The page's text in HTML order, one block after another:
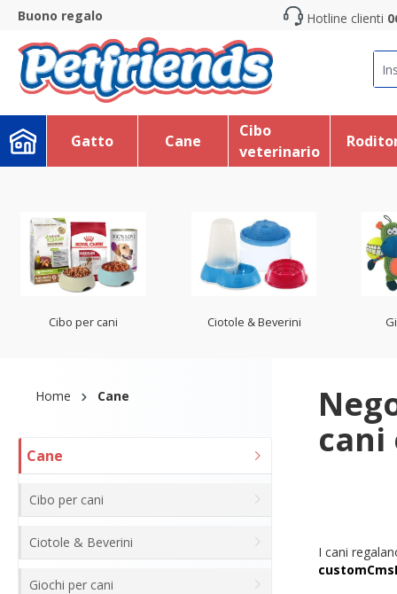
Skip to main navigation
Buono regalo Hotline clienti
Gatto Cane
Cibo
veterinario
Cibo per cani Ciotole & Beverini
Home Cane
Cane
Cibo per cani
Ciotole & Beverini
Giochi per cani
cani
I cani
coccole.